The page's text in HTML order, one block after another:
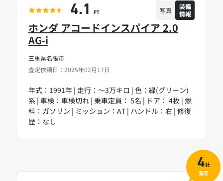
三重県名張市
査定依頼日：2025年02月17日
ホンダ アコードインスパイア 2.0
AG-i
年式：1991年 | 走行：～3万キロ | 色：緑(グリーン)
系 | 車検：車検切れ | 乗車定員： 5名 | ドア： 4枚 | 燃
料：ガソリン | ミッション：AT | ハンドル：右 | 修復
歴：なし
4.1 PT 写真
装備
情報
4社
査定